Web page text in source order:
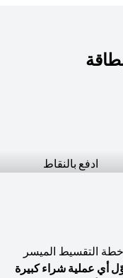
خطة التقسيط الميسر
أي عملية شراء كبيرة